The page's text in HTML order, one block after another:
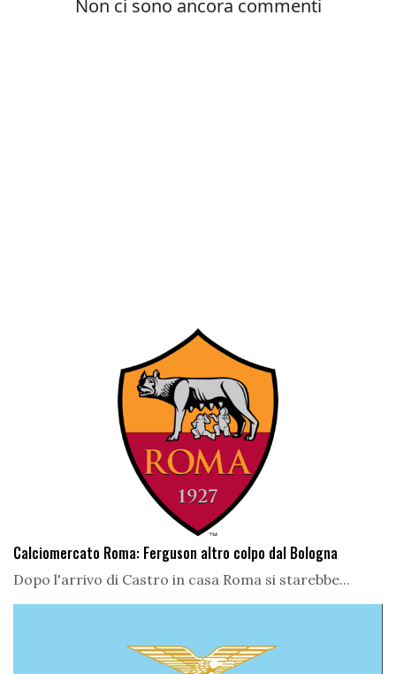
Calciomercato Roma: Ferguson altro colpo dal Bologna
Dopo l'arrivo di Castro in casa Roma si starebbe...